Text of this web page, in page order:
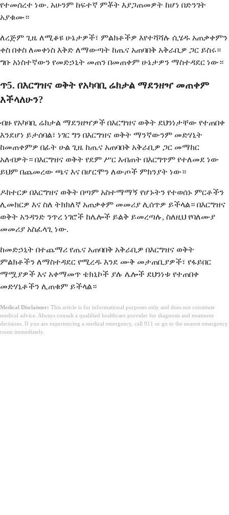
የተመሰረተ ነው. አሁንም ከፍተኛ ምቾት እያጋጠመዎት ከሆነ በድንገት
አያቁሙ።
ለረጅም ጊዜ ለሚቆዩ ሁኔታዎች፣ ምልክቶችዎ እየተሻሻሉ ሲሄዱ አጠቃቀምን
ቀስ በቀስ ለመቀነስ እቅድ ለማውጣት ከጤና አጠባበቅ አቅራቢዎ ጋር ይስሩ።
ግቡ አነስተኛውን የመድኃኒት መጠን በመጠቀም ሁኔታዎን ማስተዳደር ነው።
ጥ5. በእርግዝና ወቅት የአካባቢ ሬክታል ማደንዘዣ መጠቀም
እችላለሁን?
ብዙ የአካባቢ ሬክታል ማደንዘዣዎች በእርግዝና ወቅት ደህንነታቸው የተጠበቀ
እንደሆነ ይታሰባል፣ ነገር ግን በእርግዝና ወቅት ማንኛውንም መድሃኒት
ከመጠቀምዎ በፊት ሁል ጊዜ ከጤና አጠባበቅ አቅራቢዎ ጋር መማከር
አለብዎት። በእርግዝና ወቅት የደም ሥር እብጠት በእርግጥም የተለመደ ነው
ይህም በጨመረው ጫና እና በሆርሞን ለውጦች ምክንያት ነው።
ዶክተርዎ በእርግዝና ወቅት በጣም አስተማማኝ የሆኑትን የተወሰኑ ምርቶችን
ሊመክርዎ እና ስለ ትክክለኛ አጠቃቀም መመሪያ ሊሰጥዎ ይችላል። በእርግዝና
ወቅት አንዳንድ ንጥረ ነገሮች ከሌሎች ይልቅ ይመረጣሉ, ስለዚህ የባለሙያ
መመሪያ አስፈላጊ ነው.
ከመድኃኒት በተጨማሪ የጤና አጠባበቅ አቅራቢዎ በእርግዝና ወቅት
ምልክቶችን ለማስተዳደር የሚረዱ እንደ ሙቅ መታጠቢያዎች፣ የፋይበር
ማሟያዎች እና አቀማመጥ ቴክኒኮች ያሉ ሌሎች ደህንነቱ የተጠበቀ
መድሃኒቶችን ሊጠቁም ይችላል።
Medical Disclaimer: This article is for informational purposes only and does not constitute
medical advice. Always consult a qualified healthcare provider for diagnosis and treatment
decisions. If you are experiencing a medical emergency, call 911 or go to the nearest emergency
room immediately.